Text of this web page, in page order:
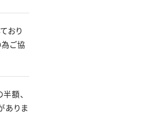
おり
為ご協
額、
ありま